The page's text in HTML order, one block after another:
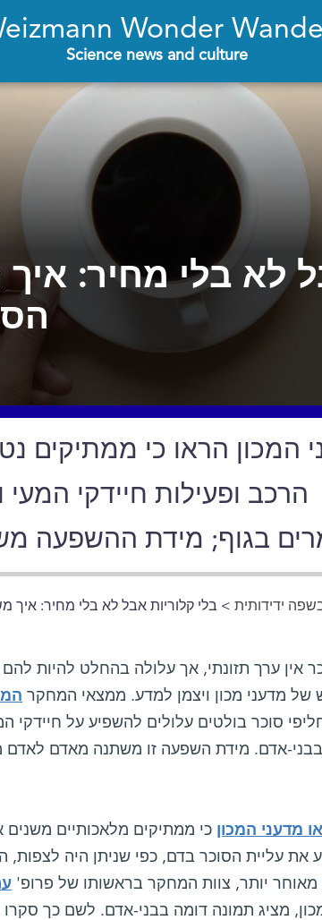
Wonder
Science news and culture
לא בלי מחיר:
המכון הראו כי ממתיקים
הרכב ופעילות חיידקי
בגוף; מידת ההשפעה
ידידותית> בלי קלוריות אבל לא בלי מחיר: איך
אין ערך תזונתי, אך עלולה בהחלט להיות
מדעני מכון ויצמן למדע. ממצאי המחקר
סוכר בולטים עלולים להשפיע על חיידקי
אדם. מידת השפעה זו משתנה מאדם לאדם
מדעני המכון כי ממתיקים מלאכותיים משנים
את עליית הסוכר בדם, כפי שניתן היה לצפות,
מאוחר יותר, צוות המחקר בראשותו של פרופ'